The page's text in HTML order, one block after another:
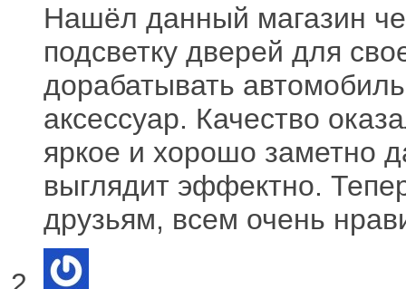
Нашёл данный магазин
подсветку дверей для
дорабатывать
аксессуар. Качество
яркое и хорошо заметно
выглядит эффектно.
друзьям, всем очень